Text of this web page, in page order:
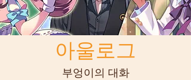
아울로그
부엉이의 대화